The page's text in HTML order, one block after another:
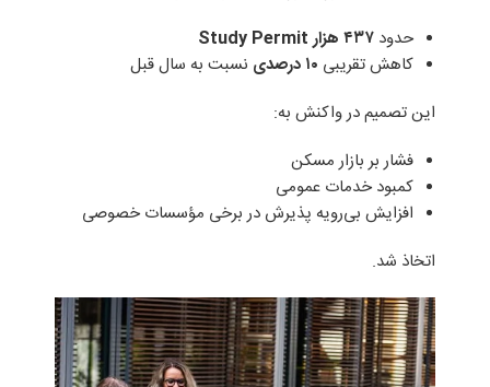
حدود ۴۳۷ هزار
کاهش تقریبی ۱۰ درصدی نسبت به سال قبل
این تصمیم در واکنش به:
فشار بر بازار مسکن
کمبود خدمات عمومی
افزایش بی‌رویه پذیرش در برخی مؤسسات خصوصی
اتخاذ شد.